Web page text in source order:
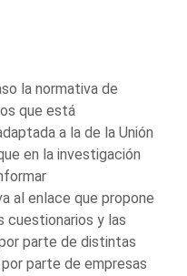
la normativa de
que está
a la de la Unión
en la investigación
al enlace que propone
cuestionarios y las
parte de distintas
parte de empresas